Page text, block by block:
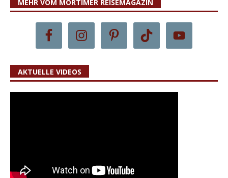
MEHR VOM MORTIMER REISEMAGAZIN
AKTUELLE VIDEOS